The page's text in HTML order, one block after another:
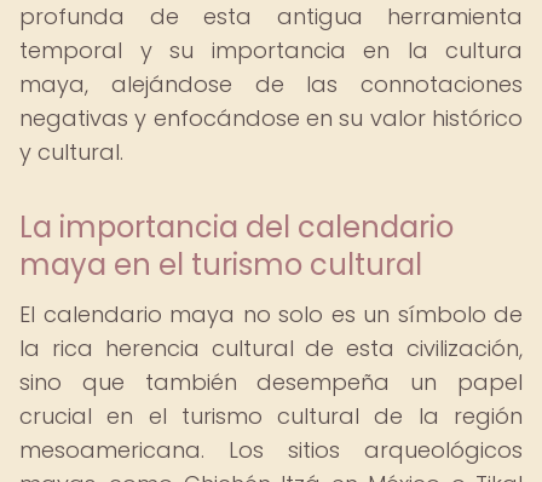
profunda de esta antigua herramienta
temporal y su importancia en la cultura
maya, alejándose de las connotaciones
negativas y enfocándose en su valor histórico
y cultural.
La importancia del calendario
maya en el turismo cultural
El calendario maya no solo es un símbolo de
la rica herencia cultural de esta civilización,
sino que también desempeña un papel
crucial en el turismo cultural de la región
mesoamericana. Los sitios arqueológicos